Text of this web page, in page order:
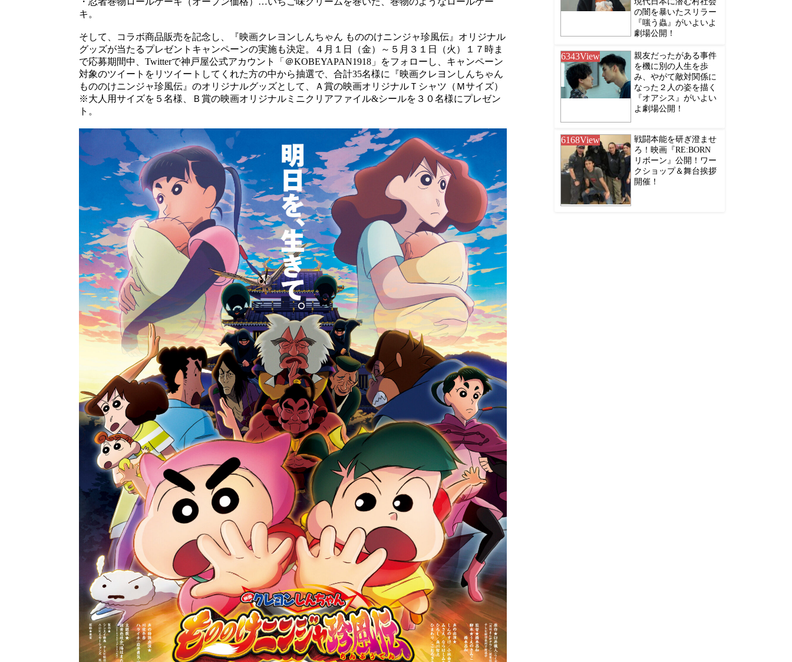
キ。
そして、コラボ商品販売を記念し、『映画クレヨンしんちゃん もののけニンジャ珍風伝』オリジナル
グッズが当たるプレゼントキャンペーンの実施も決定。４月１日（金）～５月３１日（火）１７時ま
で応募期間中、Twitterで神戸屋公式アカウント「＠KOBEYAPAN1918」をフォローし、キャンペーン
対象のツイートをリツイートしてくれた方の中から抽選で、合計35名様に『映画クレヨンしんちゃん
もののけニンジャ珍風伝』のオリジナルグッズとして、Ａ賞の映画オリジナルＴシャツ（Ｍサイズ）
※大人用サイズを５名様、Ｂ賞の映画オリジナルミニクリアファイル&シールを３０名様にプレゼン
ト。
の闇を暴いたスリラー
『嗤う蟲』がいよいよ
劇場公開！
6343View
親友だったがある事件
を機に別の人生を歩
み、やがて敵対関係に
なった２人の姿を描く
『オアシス』がいよい
よ劇場公開！
6168View
戦闘本能を研ぎ澄ませ
ろ！映画『RE:BORN
リボーン』公開！ワー
クショップ＆舞台挨拶
開催！